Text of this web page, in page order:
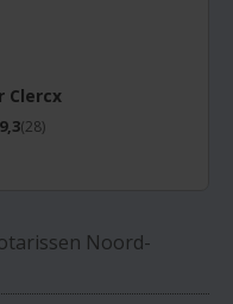
Clercx
9,3(28)
Noord-